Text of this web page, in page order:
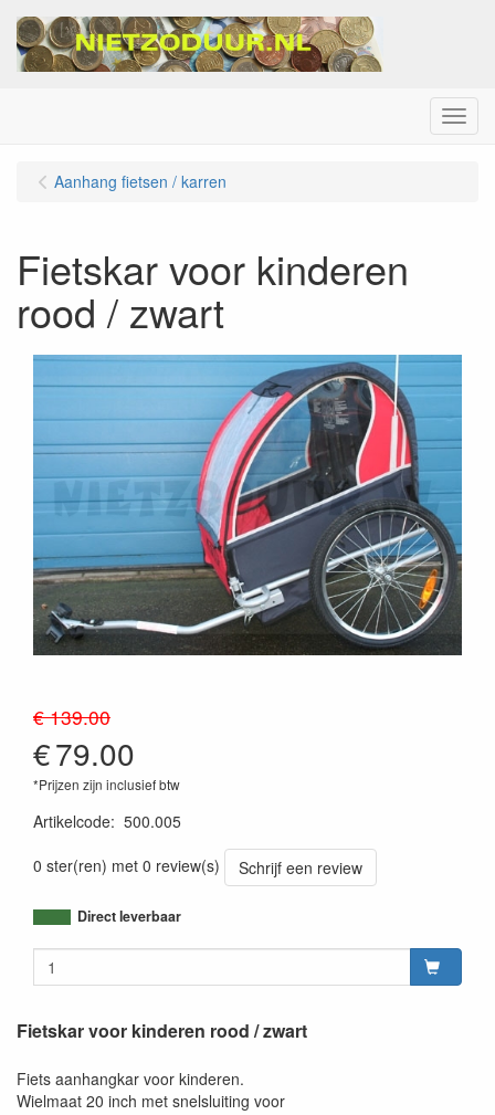
Menu
Aanhang fietsen / karren
Fietskar voor kinderen
rood / zwart
€ 139.00
€79.00
*Prijzen zijn inclusief btw
Artikelcode: 500.005
0 ster(ren) met 0 review(s)
Schrijf een review
Direct leverbaar
Fietskar voor kinderen rood / zwart
Fiets aanhangkar voor kinderen.
Wielmaat 20 inch met snelsluiting voor